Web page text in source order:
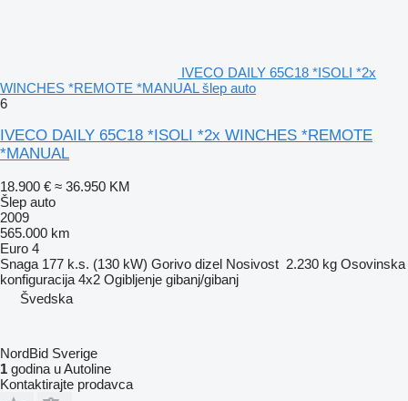
IVECO DAILY 65C18 *ISOLI *2x
WINCHES *REMOTE *MANUAL šlep auto
6
IVECO DAILY 65C18 *ISOLI *2x WINCHES *REMOTE
*MANUAL
18.900 € ≈ 36.950 KM
Šlep auto
2009
565.000 km
Euro 4
Snaga 177 k.s. (130 kW) Gorivo dizel Nosivost 2.230 kg Osovinska
konfiguracija 4x2 Ogibljenje gibanj/gibanj
Švedska
NordBid Sverige
1 godina u Autoline
Kontaktirajte prodavca